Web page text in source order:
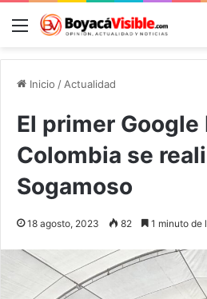
Menú
Inicio / Actualidad
El primer Google
Colombia se
Sogamoso
18 agosto, 2023 82 1 minuto de